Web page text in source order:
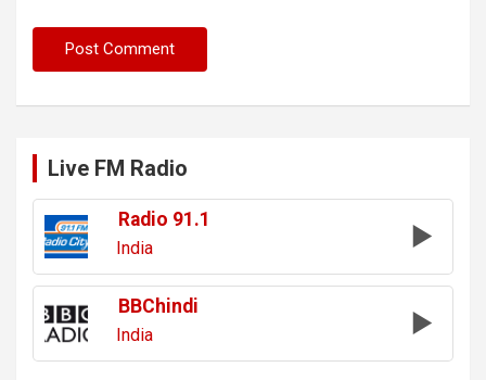
Live FM Radio
Radio 91.1
India
BBChindi
India